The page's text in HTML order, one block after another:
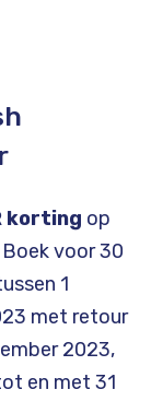
korting op
voor 30
1
met retour
2023,
en met 31